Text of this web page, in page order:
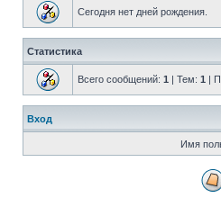
Сегодня нет дней рождения.
Статистика
Всего сообщений: 1 | Тем: 1 |
Вход
Имя